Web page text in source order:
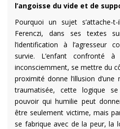
l’angoisse du vide et de
Pourquoi un sujet
Ferenczi, dans ses textes
l’identification à l’agresseur
survie. L’enfant confronté
inconsciemment, se mettre du
proximité donne l’illusion
traumatisée, cette logique
pouvoir qui humilie peut
être seulement victime, mais
se fabrique avec de la peur, la